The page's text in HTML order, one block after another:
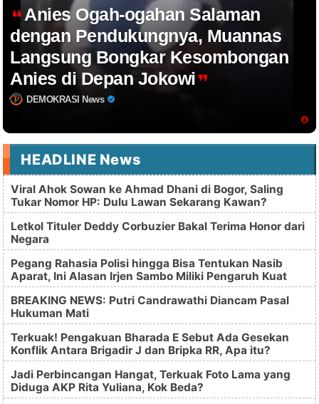
Anies Ogah-ogahan Salaman
dengan Pendukungnya, Muannas
Langsung Bongkar Kesombongan
Anies di Depan Jokowi
DEMOKRASI News
HEADLINE News
Viral Ahok Sowan ke Ahmad Dhani di Bogor, Saling
Tukar Nomor HP: Dulu Lawan Sekarang Kawan?
Letkol Tituler Deddy Corbuzier Bakal Terima Honor dari
Negara
Pegang Rahasia Polisi hingga Bisa Tentukan Nasib
Aparat, Ini Alasan Irjen Sambo Miliki Pengaruh Kuat
BREAKING NEWS: Putri Candrawathi Diancam Pasal
Hukuman Mati
Terkuak! Pengakuan Bharada E Sebut Ada Gesekan
Konflik Antara Brigadir J dan Bripka RR, Apa itu?
Jadi Perbincangan Hangat, Terkuak Foto Lama yang
Diduga AKP Rita Yuliana, Kok Beda?